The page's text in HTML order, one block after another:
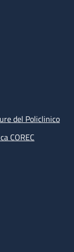
del Policlinico
COREC